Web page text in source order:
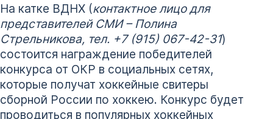
На катке ВДНХ (контактное лицо для
представителей СМИ – Полина
Стрельникова, тел. +7 (915) 067-42-31)
состоится награждение победителей
конкурса от ОКР в социальных сетях,
которые получат хоккейные свитеры
сборной России по хоккею. Конкурс будет
проводиться в популярных хоккейных